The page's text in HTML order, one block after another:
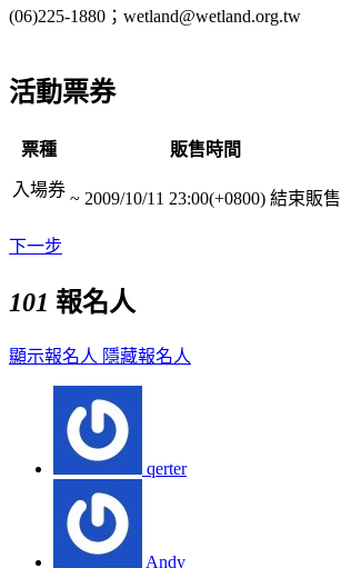
(06)225-1880；wetland@wetland.org.tw
活動票券
票種 販售時間
入場券 ~ 2009/10/11 23:00(+0800) 結束販售
下一步
101 報名人
顯示報名人 隱藏報名人
qerter
Andy